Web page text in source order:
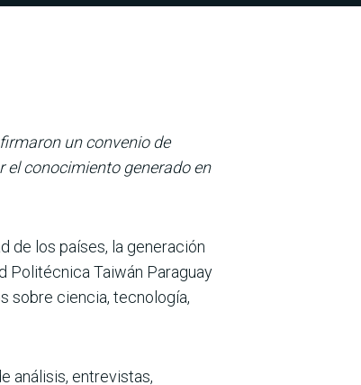
un convenio de
conocimiento generado en
de los países, la generación
Politécnica Taiwán Paraguay
sobre ciencia, tecnología,
análisis, entrevistas,